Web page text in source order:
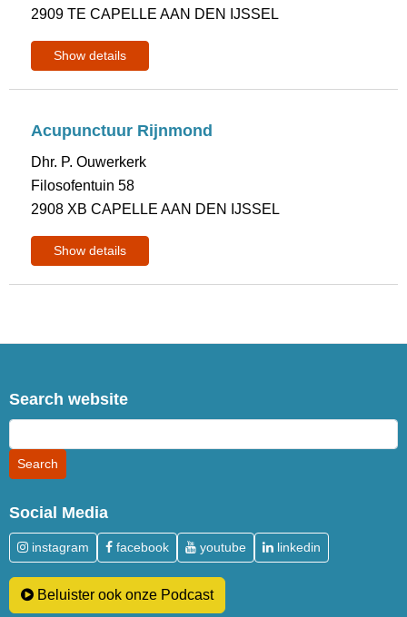
2909 TE CAPELLE AAN DEN IJSSEL
Show details
Acupunctuur Rijnmond
Dhr. P. Ouwerkerk
Filosofentuin 58
2908 XB CAPELLE AAN DEN IJSSEL
Show details
Search website
Social Media
instagram facebook youtube linkedin
Beluister ook onze Podcast